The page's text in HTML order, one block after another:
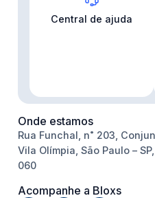
Central de ajuda
Onde estamos
Rua Funchal, n˚ 203,
Vila Olímpia, São Paulo –
060
Acompanhe a Bloxs